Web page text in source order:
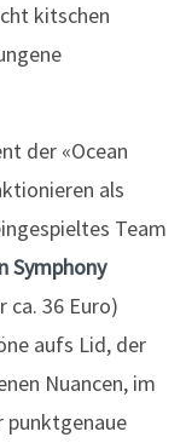
kitschen
der «Ocean
als
Team
Symphony
36 Euro)
aufs Lid, der
Nuancen, im
punktgenaue